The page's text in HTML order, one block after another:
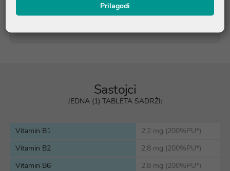
Sastojci
JEDNA (1) TABLETA SADRŽI:
Vitamin B1
2,2 mg (200%PU*)
Vitamin B2
2,8 mg (200%PU*)
Vitamin B6
2,8 mg (200%PU*)
Prilagodi